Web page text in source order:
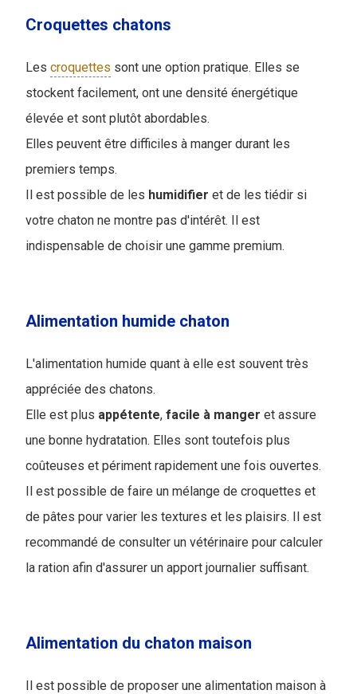
Croquettes chatons
Les croquettes sont une option pratique. Elles se
stockent facilement, ont une densité énergétique
élevée et sont plutôt abordables.
Elles peuvent être difficiles à manger durant les
premiers temps.
Il est possible de les humidifier et de les tiédir si
votre chaton ne montre pas d'intérêt. Il est
indispensable de choisir une gamme premium.
Alimentation humide chaton
L'alimentation humide quant à elle est souvent très
appréciée des chatons.
Elle est plus appétente, facile à manger et assure
une bonne hydratation. Elles sont toutefois plus
coûteuses et périment rapidement une fois ouvertes.
Il est possible de faire un mélange de croquettes et
de pâtes pour varier les textures et les plaisirs. Il est
recommandé de consulter un vétérinaire pour calculer
la ration afin d'assurer un apport journalier suffisant.
Alimentation du chaton maison
Il est possible de proposer une alimentation maison à